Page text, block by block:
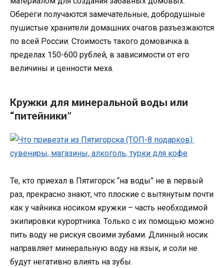
Обереги получаются замечательные, добродушные
пушистые хранители домашних очагов разъезжаются
по всей России. Стоимость такого домовичка в
пределах 150-600 рублей, в зависимости от его
величины и ценности меха.
Кружки для минеральной воды или
“питейники”
Те, кто приехал в Пятигорск “на воды” не в первый
раз, прекрасно знают, что плоские с вытянутым почти
как у чайника носиком кружки – часть необходимой
экипировки курортника. Только с их помощью можно
пить воду не рискуя своими зубами. Длинный носик
направляет минеральную воду на язык, и соли не
будут негативно влиять на зубы.